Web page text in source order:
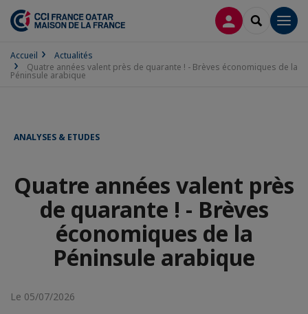
CONNEXION
Accueil
Actualités
Quatre années valent près de quarante ! - Brèves économiques de la
Péninsule arabique
ANALYSES & ETUDES
Quatre années valent près
de quarante ! - Brèves
économiques de la
Péninsule arabique
Le 05/07/2026